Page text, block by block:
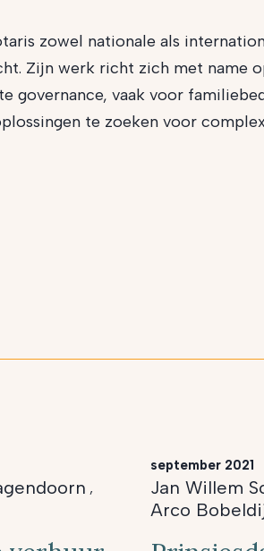
zowel nationale als
Zijn werk richt zich met name
governance, vaak voor
te zoeken voor
,
september 2021
Jan Willem
Arco